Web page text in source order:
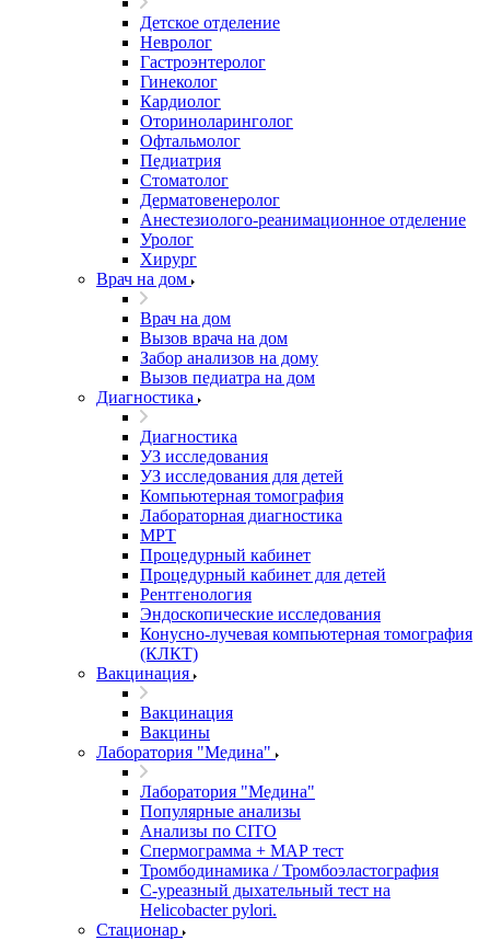
Детское отделение
Невролог
Гастроэнтеролог
Гинеколог
Кардиолог
Оториноларинголог
Офтальмолог
Педиатрия
Стоматолог
Дерматовенеролог
Анестезиолого-реанимационное отделение
Уролог
Хирург
Врач на дом
Врач на дом
Вызов врача на дом
Забор анализов на дому
Вызов педиатра на дом
Диагностика
Диагностика
УЗ исследования
УЗ исследования для детей
Компьютерная томография
Лабораторная диагностика
МРТ
Процедурный кабинет
Процедурный кабинет для детей
Рентгенология
Эндоскопические исследования
Конусно-лучевая компьютерная томография
(КЛКТ)
Вакцинация
Вакцинация
Вакцины
Лаборатория "Медина"
Лаборатория "Медина"
Популярные анализы
Анализы по CITO
Спермограмма + МАР тест
Тромбодинамика / Тромбоэластография
С-уреазный дыхательный тест на
Helicobacter pylori.
Стационар